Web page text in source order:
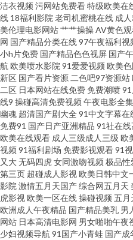
址 超碰91在线 青娱乐av色导航 深夜
情综合绯色 欧美极限扩肛 熟女露脸
网站 美女肏屄西瓜午夜 青青草毛片资
三级有码 久久停停 欧美A片网址 欧
另类播播 日韩伦理片网站 91麻豆国
夜夜操 精品久热 五月天A片 91秀秀
日韩av线路 www91海角 福利偶偶 久
电影导航 日本槽逼草莓视频 午夜福
洁衣视频 污网站免费看特级欧美在
线 18福利影院 老司机蜜桃在线 成
美伦理电影网站艹艹操操AV黄色
网 国产精品分类在线97午夜福利视
小h片免费 国产精品色色视屏 国产
航 欧美喷水影院 91爱爱视频 欧美
新区 国产看片资源 二色吧97资源站
二区 日本网站在线免费免费潮喷
线9 操碰高清免费视频 午夜电影全集
幽魂 超清国产剧大全 91中文字幕在
免费91 国产日产亚洲精品 91社在线
欧美在线观看 成人三级成人三级 欧
视频 91福利剧场 免费影视观看91
又大 无码四虎女同激吻视频 极品性
第三页 超碰成人影视欧美日韩中文
影院 激情五月天国产综合网五月天
虎影视欧美一区在线操碰视频 五月
欧洲成人午夜精品 国产精品美乳 男
网站 日本高清电影网 男女啪啪午夜
少妇视频导航 91国产小青蛙 国产成